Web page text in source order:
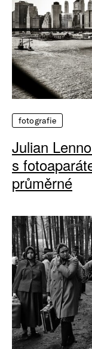
fotografie
Julian
s
průměrné